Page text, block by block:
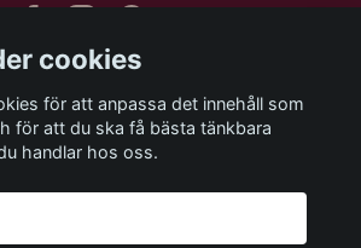
på vårt nyhetsbrev
cookies
för att anpassa det innehåll som
för att du ska få bästa tänkbara
handlar hos oss.